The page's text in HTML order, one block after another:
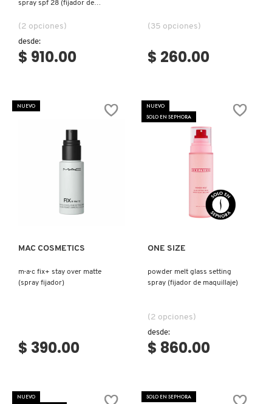
MARC JACOBS PERFUMES
MOSCHINO
NARS
NATASHA DENONA
spray spf 28 (fijador de
solar)
(2 opciones)
desde:
$ 910.00
(35 opciones)
$ 260.00
NUEVO
Ver más
MAC COSMETICS
m·a·c fix+ stay over matte
(spray fijador)
$ 390.00
NUEVO
SOLO EN SEPHORA
Ver más
ONE SIZE
powder melt glass setting
spray (fijador de maquillaje)
(2 opciones)
desde:
$ 860.00
NUEVO
SOLO EN SEPHORA